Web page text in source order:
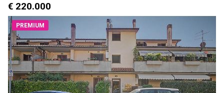
€ 220.000
PREMIUM